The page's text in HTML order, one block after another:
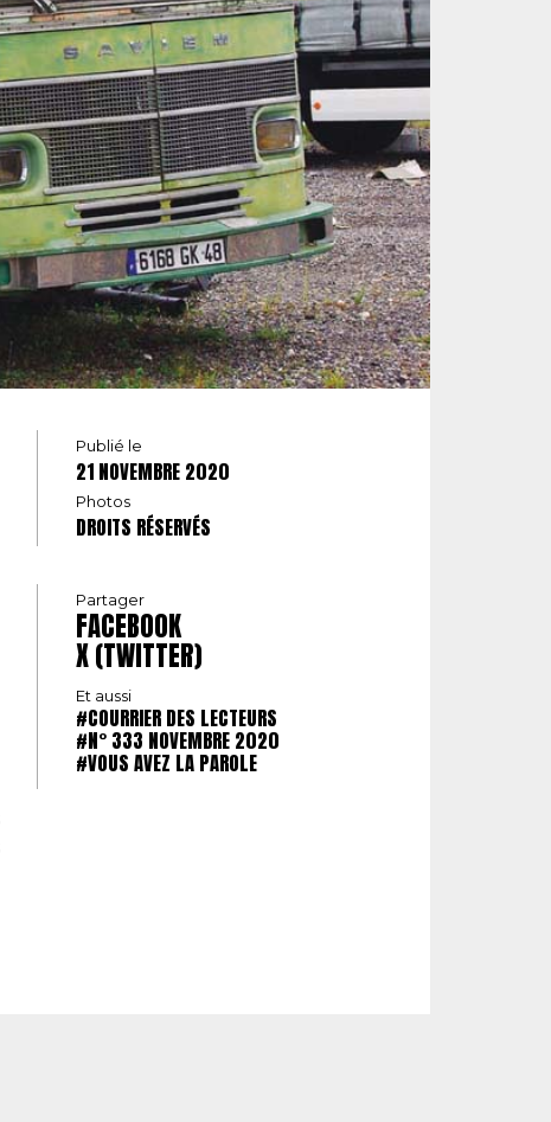
Publié le
21 NOVEMBRE 2020
Photos
DROITS RÉSERVÉS
Partager
FACEBOOK
X (TWITTER)
Et aussi
#COURRIER DES LECTEURS
#N° 333 NOVEMBRE 2020
#VOUS AVEZ LA PAROLE